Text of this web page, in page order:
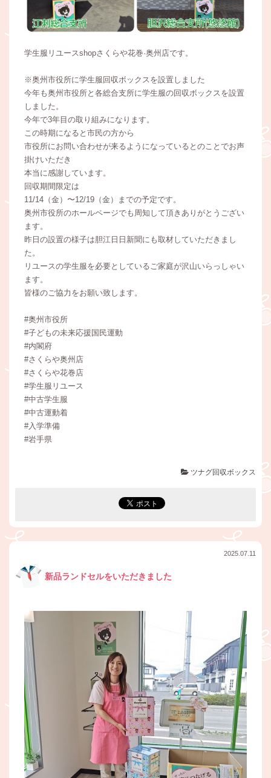
学生服リユースshopさくらや花巻·奥州店です。
※奥州市役所に学生服回収ボックスを設置しました
今年も奥州市役所と各総合支所に学生服の回収ボックスを設置
しました。
今年で3年目の取り組みになります。
この時期になると市民の方から
市役所にお問い合わせが来るようになっているとのことでお声
掛けいただき
本当に感謝しています。
回収期間限定は
11/14（金）〜12/19（金）までの予定です。
奥州市役所のホールページでも周知して頂きありがとうござい
ます。
昨日の設置の様子は胆江日日新聞にも取材していただきまし
た。
リユースの学生服を必要としているご家庭が沢山いらっしゃい
ます。
皆様のご協力をお願い致します。
#奥州市役所
#子どもの未来応援国民運動
#内閣府
#さくらや奥州店
#さくらや花巻店
#学生服リユース
#中古学生服
#中古運動着
#入学準備
#岩手県
ツナグ回収ボックス
2025.07.11
新品ランドセルをいただきました